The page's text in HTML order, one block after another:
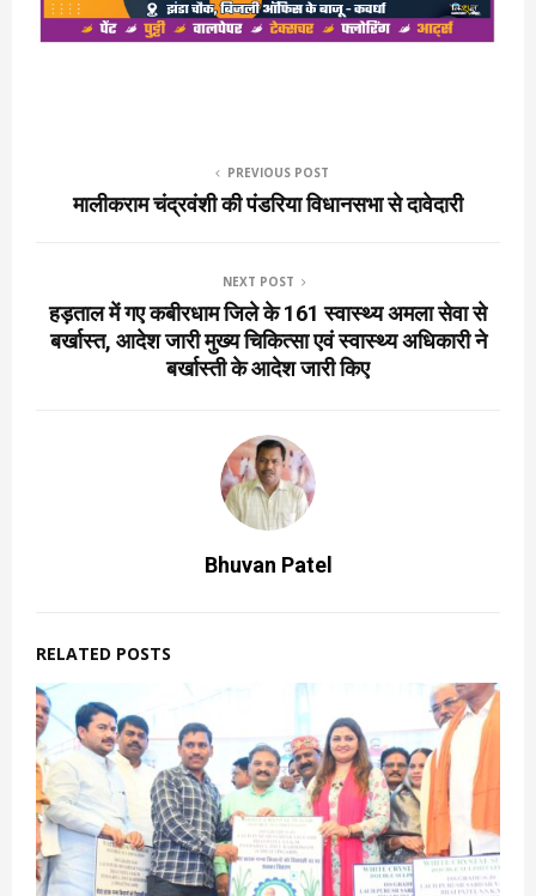
PREVIOUS POST
मालीकराम चंद्रवंशी की पंडरिया विधानसभा से दावेदारी
NEXT POST
हड़ताल में गए कबीरधाम जिले के 161 स्वास्थ्य अमला सेवा से
बर्खास्त, आदेश जारी मुख्य चिकित्सा एवं स्वास्थ्य अधिकारी ने
बर्खास्ती के आदेश जारी किए
Bhuvan Patel
RELATED POSTS